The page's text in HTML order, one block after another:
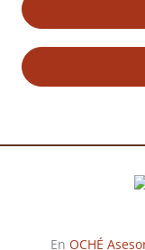
En OCHÉ